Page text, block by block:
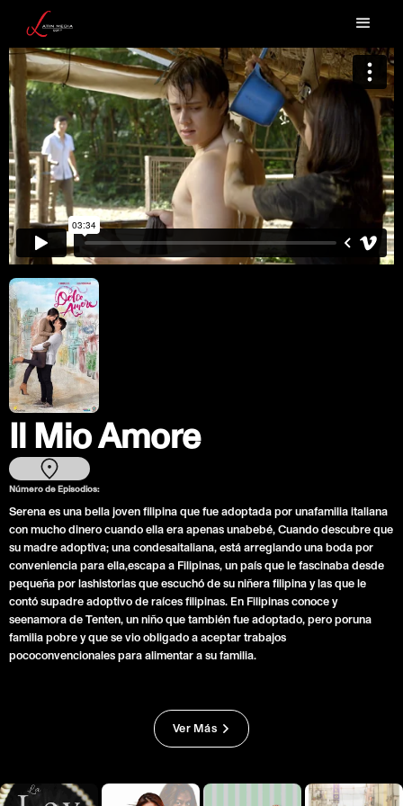
Il Mio Amore
Número de Episodios:
Serena es una bella joven filipina que fue adoptada por unafamilia italiana
con mucho dinero cuando ella era apenas unabebé, Cuando descubre que
su madre adoptiva; una condesaitaliana, está arreglando una boda por
conveniencia para ella,escapa a Filipinas, un país que le fascinaba desde
pequeña por lashistorias que escuchó de su niñera filipina y las que le
contó supadre adoptivo de raíces filipinas. En Filipinas conoce y
seenamora de Tenten, un niño que también fue adoptado, pero poruna
familia pobre y que se vio obligado a aceptar trabajos
pococonvencionales para alimentar a su familia.
Ver Más